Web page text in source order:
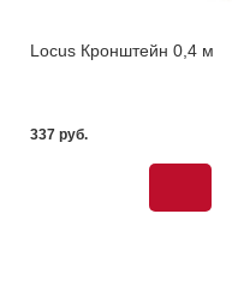
Locus Кронштейн 0,4 м
337 pуб.